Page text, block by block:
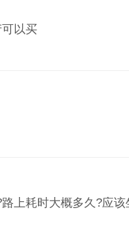
以买
上耗时大概多久?应